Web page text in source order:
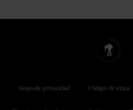
Aviso de privacidad Código de ética